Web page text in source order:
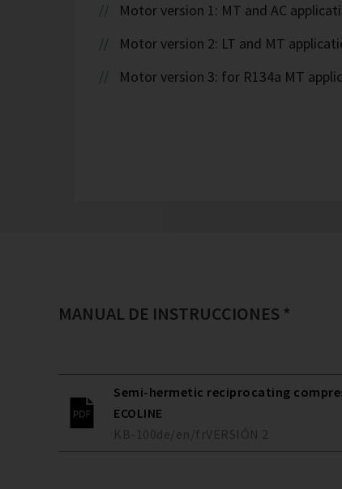
Motor version 1: MT and AC
Motor version 2: LT and MT
Motor version 3: for R134a MT
MANUAL DE INSTRUCCIONES *
Semi-hermetic reciprocating
ECOLINE
KB-100de/en/fr VERSIÓN 2